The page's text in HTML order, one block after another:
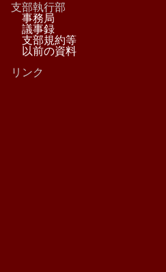
支部執行部
事務局
議事録
支部規約等
以前の資料
リンク